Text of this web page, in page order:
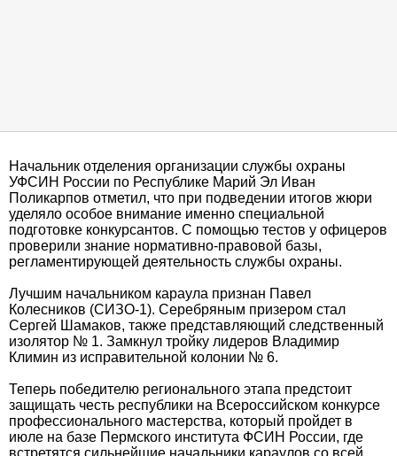
Начальник отделения организации службы охраны
УФСИН России по Республике Марий Эл Иван
Поликарпов отметил, что при подведении итогов жюри
уделяло особое внимание именно специальной
подготовке конкурсантов. С помощью тестов у офицеров
проверили знание нормативно-правовой базы,
регламентирующей деятельность службы охраны.
Лучшим начальником караула признан Павел
Колесников (СИЗО-1). Серебряным призером стал
Сергей Шамаков, также представляющий следственный
изолятор № 1. Замкнул тройку лидеров Владимир
Климин из исправительной колонии № 6.
Теперь победителю регионального этапа предстоит
защищать честь республики на Всероссийском конкурсе
профессионального мастерства, который пройдет в
июле на базе Пермского института ФСИН России, где
встретятся сильнейшие начальники караулов со всей